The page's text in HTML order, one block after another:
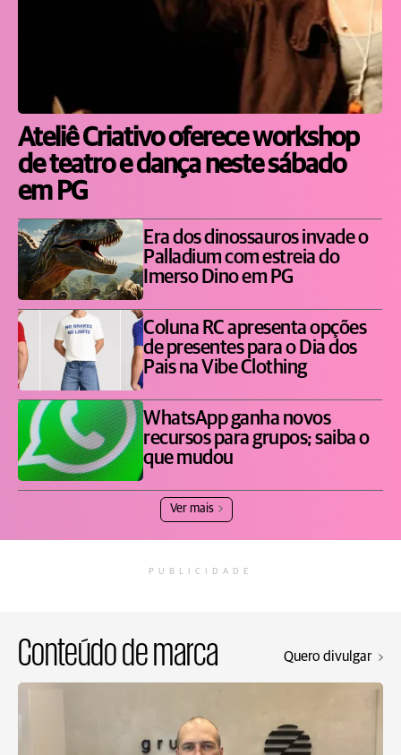
Ateliê Criativo oferece workshop
de teatro e dança neste sábado
em PG
Era dos dinossauros invade o
Palladium com estreia do
Imerso Dino em PG
Coluna RC apresenta opções
de presentes para o Dia dos
Pais na Vibe Clothing
WhatsApp ganha novos
recursos para grupos; saiba o
que mudou
Ver mais
PUBLICIDADE
Conteúdo de marca Quero divulgar